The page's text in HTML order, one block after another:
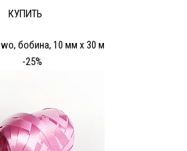
КУПИТЬ
бобина, 10 мм х 30 м
-25%